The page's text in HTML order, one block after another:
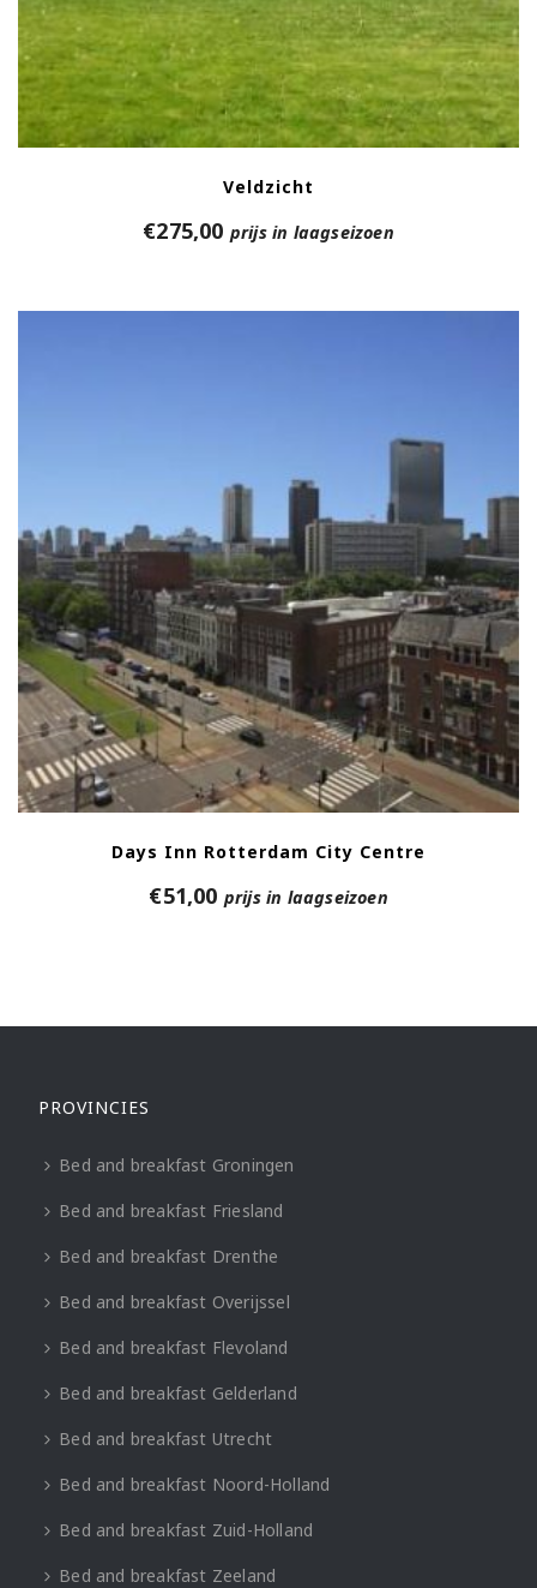
Veldzicht
€275,00 prijs in laagseizoen
Days Inn Rotterdam City Centre
€51,00 prijs in laagseizoen
PROVINCIES
Bed and breakfast Groningen
Bed and breakfast Friesland
Bed and breakfast Drenthe
Bed and breakfast Overijssel
Bed and breakfast Flevoland
Bed and breakfast Gelderland
Bed and breakfast Utrecht
Bed and breakfast Noord-Holland
Bed and breakfast Zuid-Holland
Bed and breakfast Zeeland